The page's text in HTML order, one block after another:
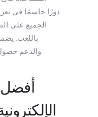
دورًا حاسمًا في
الجميع على
باللعب.
والدعم
أفضل